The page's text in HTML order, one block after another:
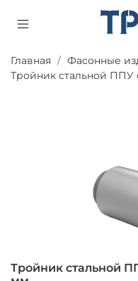
Главная
Фасонные
Тройник стальной ППУ
Тройник стальной